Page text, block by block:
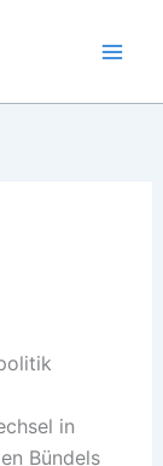
in
Bündels